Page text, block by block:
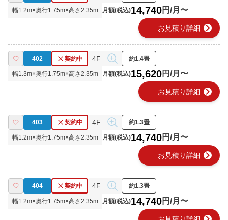
幅1.2m×奥行1.75m×高さ2.35m 月額(税込)14,740円/月〜
お見積り詳細 chevron_right
402 契約中 4F 約1.4畳
幅1.3m×奥行1.75m×高さ2.35m 月額(税込)15,620円/月〜
お見積り詳細 chevron_right
403 契約中 4F 約1.3畳
幅1.2m×奥行1.75m×高さ2.35m 月額(税込)14,740円/月〜
お見積り詳細 chevron_right
404 契約中 4F 約1.3畳
幅1.2m×奥行1.75m×高さ2.35m 月額(税込)14,740円/月〜